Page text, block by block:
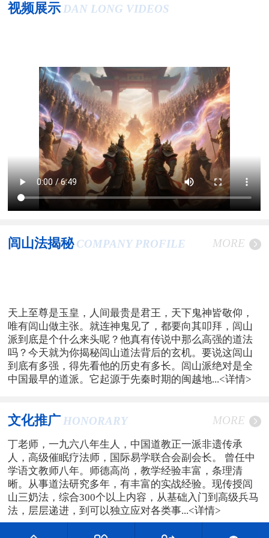
视频展示 DAN LONG VIDEOS
闾山法揭秘 COMPANY PROFILE MORE
天上至尊是玉皇，人间最贵是君王，天下鬼神皆敬仰，
唯有闾山做主张。就连神鬼见了，都要向其叩拜，闾山
派到底是个什么来头呢？他真有传说中那么高强的道法
吗？今天就为你揭秘闾山道法背后的玄机。要说这闾山
到底有多强，得先看他的历史有多长。闾山派绝对是全
中国最早的道派。它起源于先秦时期的闽越地...<详情>
文化推广 HONORARY MORE
丁老师，一九六八年生人，中国道教正一派非遗传承
人，高级催眠疗法师，国际易学联合会副会长。 曾任中
学语文教师八年。师德高尚，教学经验丰富，条理清
晰。从事道法研究多年，有丰富的实战经验。现传授闾
山三奶法，综合300个以上内容，从基础入门到高级兵马
法，层层递进，到可以独立应对各类事...<详情>